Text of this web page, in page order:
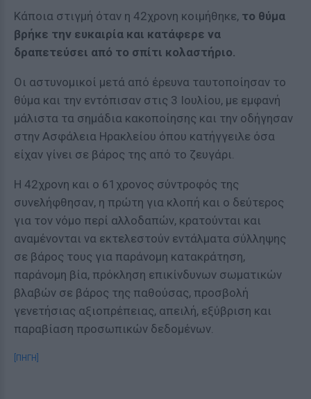
Κάποια στιγμή όταν η 42χρονη κοιμήθηκε, το θύμα
βρήκε την ευκαιρία και κατάφερε να
δραπετεύσει από το σπίτι κολαστήριο.
Οι αστυνομικοί μετά από έρευνα ταυτοποίησαν το
θύμα και την εντόπισαν στις 3 Ιουλίου, με εμφανή
μάλιστα τα σημάδια κακοποίησης και την οδήγησαν
στην Ασφάλεια Ηρακλείου όπου κατήγγειλε όσα
είχαν γίνει σε βάρος της από το ζευγάρι.
Η 42χρονη και ο 61χρονος σύντροφός της
συνελήφθησαν, η πρώτη για κλοπή και ο δεύτερος
για τον νόμο περί αλλοδαπών, κρατούνται και
αναμένονται να εκτελεστούν εντάλματα σύλληψης
σε βάρος τους για παράνομη κατακράτηση,
παράνομη βία, πρόκληση επικίνδυνων σωματικών
βλαβών σε βάρος της παθούσας, προσβολή
γενετήσιας αξιοπρέπειας, απειλή, εξύβριση και
παραβίαση προσωπικών δεδομένων.
[ΠΗΓΗ]